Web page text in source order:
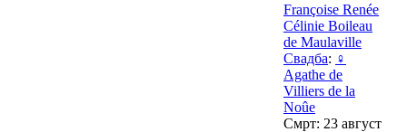
Françoise Renée
Célinie Boileau
de Maulaville
Свадба: ♀
Agathe de
Villiers de la
Noûe
Смрт: 23 август